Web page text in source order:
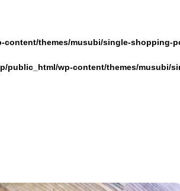
themes/musubi/single-shopping-
public_html/wp-content/themes/musubi/